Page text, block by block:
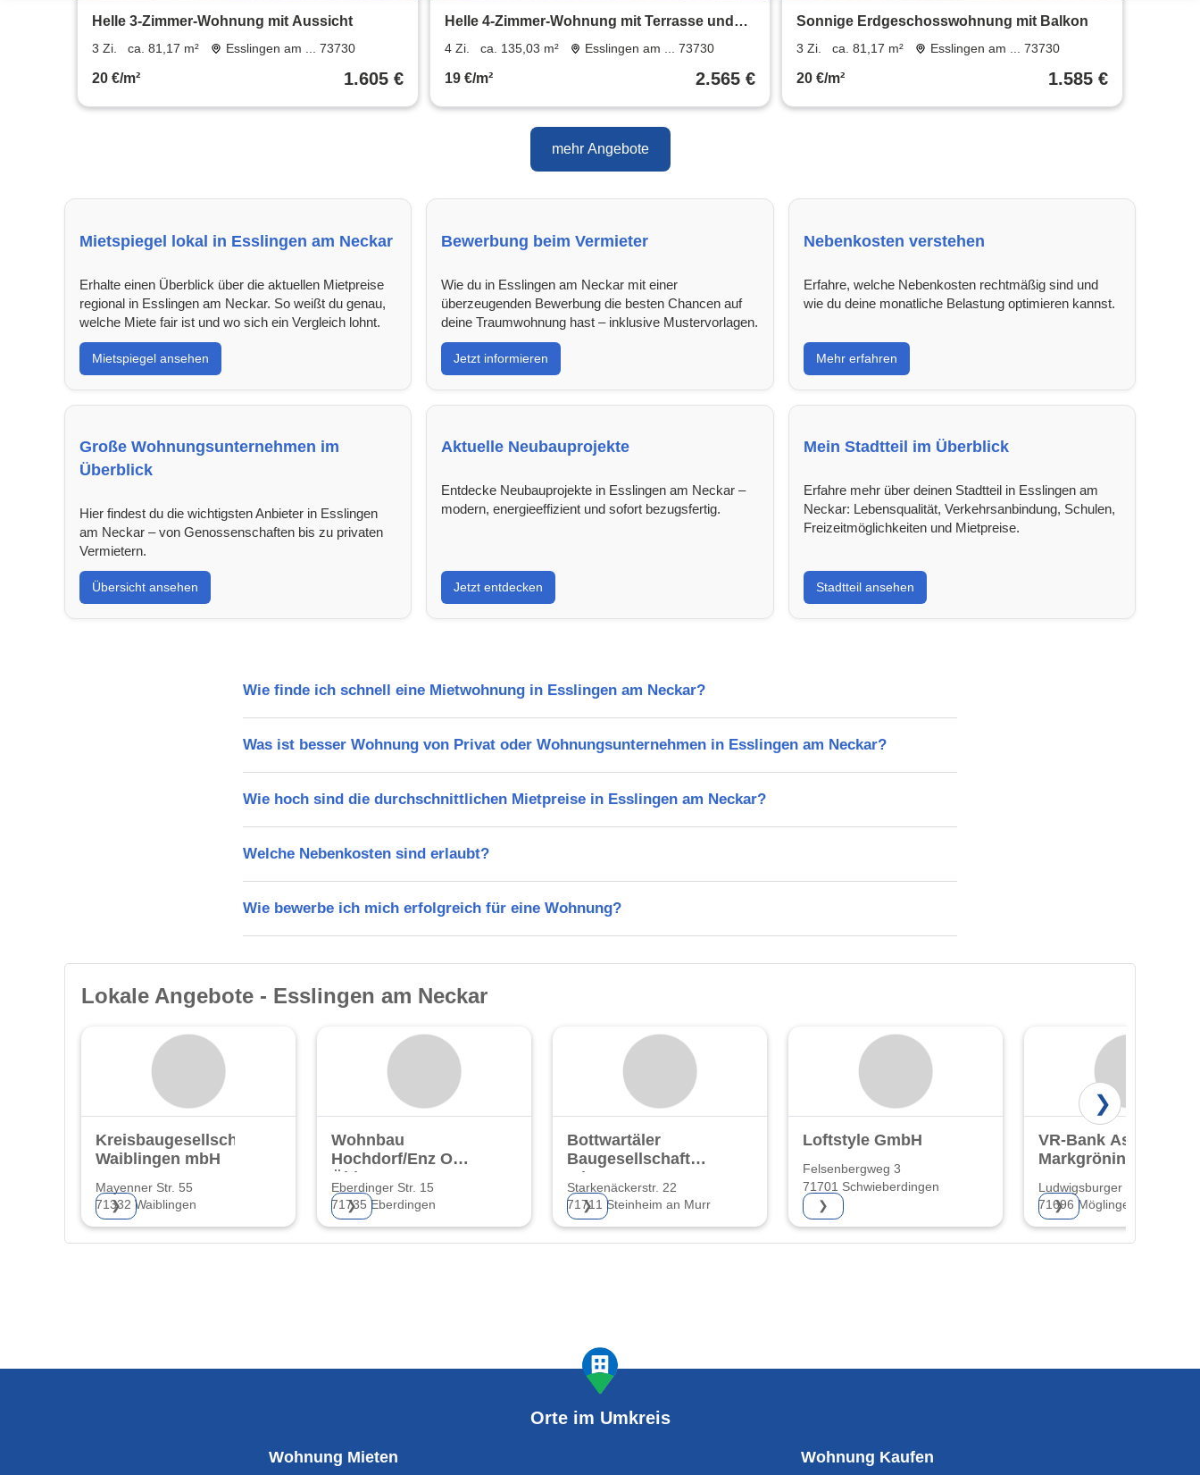
Helle 3-Zimmer-Wohnung mit Aussicht
3 Zi. ca. 81,17 m² Esslingen am ... 73730
20 €/m² 1.605 €
Helle 4-Zimmer-Wohnung mit Terrasse und
exklusiver Gartennutzung
4 Zi. ca. 135,03 m² Esslingen am ... 73730
19 €/m² 2.565 €
Sonnige Erdgeschosswohnung mit Balkon
3 Zi. ca. 81,17 m² Esslingen am ... 73730
20 €/m² 1.585 €
mehr Angebote
Mietspiegel lokal in Esslingen am Neckar
Erhalte einen Überblick über die aktuellen Mietpreise
regional in Esslingen am Neckar. So weißt du genau,
welche Miete fair ist und wo sich ein Vergleich lohnt.
Mietspiegel ansehen
Bewerbung beim Vermieter
Wie du in Esslingen am Neckar mit einer
überzeugenden Bewerbung die besten Chancen auf
deine Traumwohnung hast – inklusive Mustervorlagen.
Jetzt informieren
Nebenkosten verstehen
Erfahre, welche Nebenkosten rechtmäßig sind und
wie du deine monatliche Belastung optimieren kannst.
Mehr erfahren
Große Wohnungsunternehmen im
Überblick
Hier findest du die wichtigsten Anbieter in Esslingen
am Neckar – von Genossenschaften bis zu privaten
Vermietern.
Übersicht ansehen
Aktuelle Neubauprojekte
Entdecke Neubauprojekte in Esslingen am Neckar –
modern, energieeffizient und sofort bezugsfertig.
Jetzt entdecken
Mein Stadtteil im Überblick
Erfahre mehr über deinen Stadtteil in Esslingen am
Neckar: Lebensqualität, Verkehrsanbindung, Schulen,
Freizeitmöglichkeiten und Mietpreise.
Stadtteil ansehen
Wie finde ich schnell eine Mietwohnung in Esslingen am Neckar?
Was ist besser Wohnung von Privat oder Wohnungsunternehmen in Esslingen am Neckar?
Wie hoch sind die durchschnittlichen Mietpreise in Esslingen am Neckar?
Welche Nebenkosten sind erlaubt?
Wie bewerbe ich mich erfolgreich für eine Wohnung?
Lokale Angebote - Esslingen am Neckar
Kreisbaugesellschaft
Waiblingen mbH
Mayenner Str. 55
71332 Waiblingen
❯
Wohnbau
Hochdorf/Enz O.
Öhler
Eberdinger Str. 15
71735 Eberdingen
❯
Bottwartäler
Baugesellschaft
mbH & Co. KG
Starkenäckerstr. 22
71711 Steinheim an Murr
❯
Loftstyle GmbH
Felsenbergweg 3
71701 Schwieberdingen
❯
VR-Bank Asperg-
Markgröningen
Ludwigsburger Str. 1
71696 Möglingen
❯
❯
Orte im Umkreis
Wohnung Mieten Wohnung Kaufen